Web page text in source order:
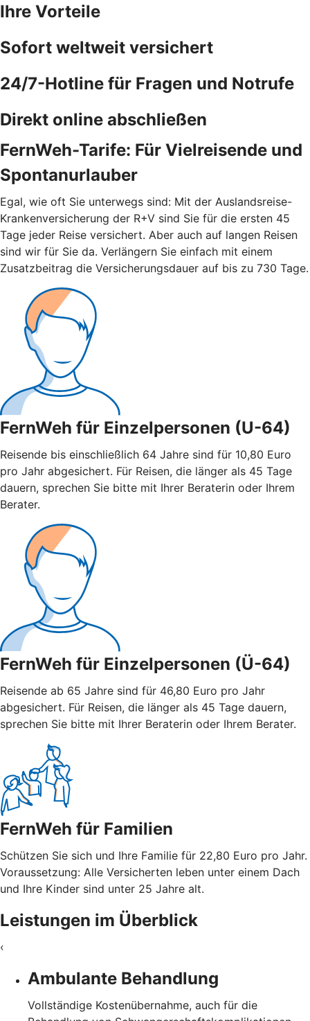
Ihre Vorteile
Sofort weltweit versichert
24/7-Hotline für Fragen und Notrufe
Direkt online abschließen
FernWeh-Tarife: Für Vielreisende und
Spontanurlauber
Egal, wie oft Sie unterwegs sind: Mit der Auslandsreise-
Krankenversicherung der R+V sind Sie für die ersten 45
Tage jeder Reise versichert. Aber auch auf langen Reisen
sind wir für Sie da. Verlängern Sie einfach mit einem
Zusatzbeitrag die Versicherungsdauer auf bis zu 730 Tage.
FernWeh für Einzelpersonen (U-64)
Reisende bis einschließlich 64 Jahre sind für 10,80 Euro
pro Jahr abgesichert. Für Reisen, die länger als 45 Tage
dauern, sprechen Sie bitte mit Ihrer Beraterin oder Ihrem
Berater.
FernWeh für Einzelpersonen (Ü-64)
Reisende ab 65 Jahre sind für 46,80 Euro pro Jahr
abgesichert. Für Reisen, die länger als 45 Tage dauern,
sprechen Sie bitte mit Ihrer Beraterin oder Ihrem Berater.
FernWeh für Familien
Schützen Sie sich und Ihre Familie für 22,80 Euro pro Jahr.
Voraussetzung: Alle Versicherten leben unter einem Dach
und Ihre Kinder sind unter 25 Jahre alt.
Leistungen im Überblick
‹
Ambulante Behandlung
Vollständige Kostenübernahme, auch für die